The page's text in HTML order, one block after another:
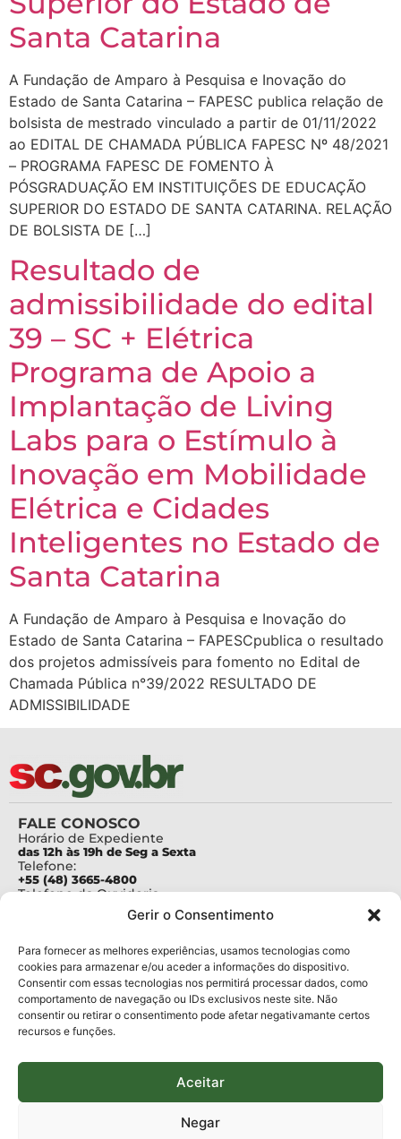
Gerir o Consentimento
Para fornecer as melhores experiências, usamos tecnologias como
cookies para armazenar e/ou aceder a informações do dispositivo.
Consentir com essas tecnologias nos permitirá processar dados, como
comportamento de navegação ou IDs exclusivos neste site. Não
consentir ou retirar o consentimento pode afetar negativamante certos
recursos e funções.
Aceitar
Negar
Santa Catarina
A Fundação de Amparo à Pesquisa e Inovação do
Estado de Santa Catarina – FAPESC publica relação de
bolsista de mestrado vinculado a partir de 01/11/2022
ao EDITAL DE CHAMADA PÚBLICA FAPESC Nº 48/2021
– PROGRAMA FAPESC DE FOMENTO À
PÓSGRADUAÇÃO EM INSTITUIÇÕES DE EDUCAÇÃO
SUPERIOR DO ESTADO DE SANTA CATARINA. RELAÇÃO
DE BOLSISTA DE […]
Resultado de
admissibilidade do edital
39 – SC + Elétrica
Programa de Apoio a
Implantação de Living
Labs para o Estímulo à
Inovação em Mobilidade
Elétrica e Cidades
Inteligentes no Estado de
Santa Catarina
A Fundação de Amparo à Pesquisa e Inovação do
Estado de Santa Catarina – FAPESCpublica o resultado
dos projetos admissíveis para fomento no Edital de
Chamada Pública n°39/2022 RESULTADO DE
ADMISSIBILIDADE
FALE CONOSCO
Horário de Expediente
das 12h às 19h de Seg a Sexta
Telefone:
+55 (48) 3665-4800
Telefone da Ouvidoria
Para assuntos relacionados à Pesquisa
pesquisa@fapesc.sc.gov.br
Para assuntos relacionados à Inovação
inovacao@fapesc.sc.gov.br
Para assuntos relacionados à Bolsas
bolsas@fapesc.sc.gov.br
Para assuntos relacionados à Prestação de Contas
Para assuntos relacionados à Plataforma
plataforma@fapesc.sc.gov.br
Jair Artur da Silva dpo@fapesc.sc.gov.br 3665-4831